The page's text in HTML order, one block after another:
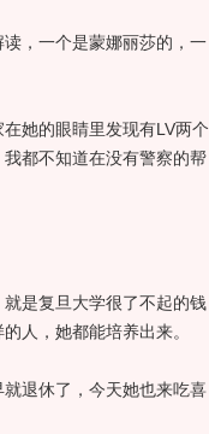
，一个是蒙娜丽莎的，一
她的眼睛里发现有LV两个
都不知道在没有警察的帮
是复旦大学很了不起的钱
人，她都能培养出来。
退休了，今天她也来吃喜